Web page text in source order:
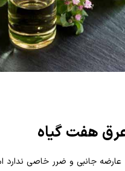
هفت گیاه
جانبی و ضرر خاصی ندارد